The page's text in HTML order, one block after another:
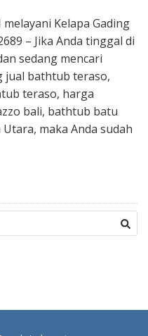
melayani Kelapa Gading
– Jika Anda tinggal di
sedang mencari
jual bathtub teraso,
teraso, harga
bali, bathtub batu
maka Anda sudah